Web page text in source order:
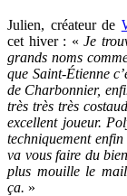
Julien, créateur de
cet hiver : «Je
grands noms
que Saint-Étienne
de Charbonnier,
très très très
excellent joueur.
techniquement
va vous faire du
plus mouille le
ça. »